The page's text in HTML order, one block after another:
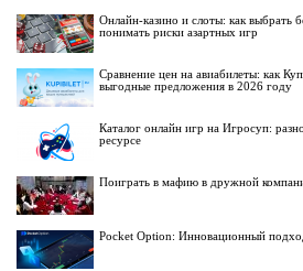
Онлайн-казино и слоты: как выбрать
понимать риски азартных игр
Сравнение цен на авиабилеты: как
выгодные предложения в 2026 году
Каталог онлайн игр на Игросуп:
ресурсе
Поиграть в мафию в дружной
Pocket Option: Инновационный